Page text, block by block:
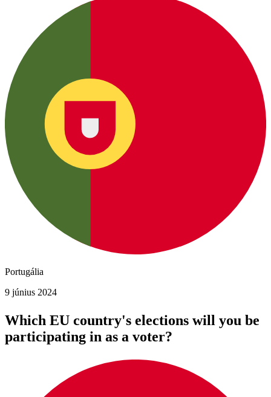
Portugália
9 június 2024
Which EU country's elections will you be
participating in as a voter?